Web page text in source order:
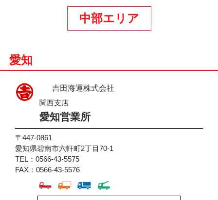
中部エリア
愛知
吉田海運株式会社
関西支店
愛知営業所
〒447-0861
愛知県碧南市六軒町2丁目70-1
TEL：0566-43-5575
FAX：0566-43-5576